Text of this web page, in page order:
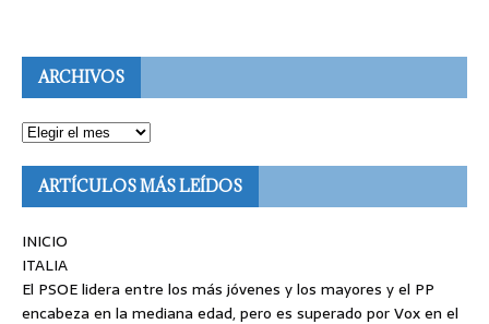
ARCHIVOS
ARTÍCULOS MÁS LEÍDOS
INICIO
ITALIA
El PSOE lidera entre los más jóvenes y los mayores y el PP
encabeza en la mediana edad, pero es superado por Vox en el